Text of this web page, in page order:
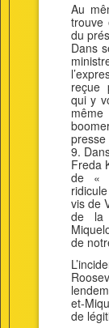
Au
trouve
du
Dans
reçue
qui y
9.
Freda
de «
vis de
de la
de
et-
de